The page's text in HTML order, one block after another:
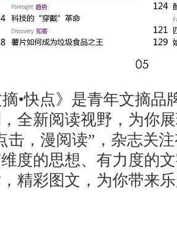
摘•快点》是青年文摘
全新阅读视野，为你
击，漫阅读”，杂志关
度的思想、有力度的
精彩图文，为你带来